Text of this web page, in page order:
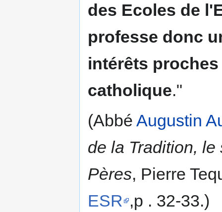
des Ecoles de
professe donc
intérêts
catholique."
(Abbé Augustin
de la Tradition,
Pères, Pierre
ESR ,p . 32-33.)